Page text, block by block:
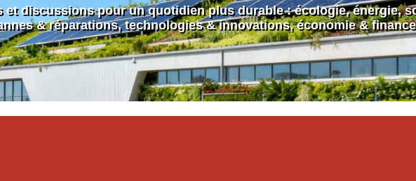
et discussions pour un quotidien plus durable : écologie, énergie,
& réparations, technologies & innovations, économie &